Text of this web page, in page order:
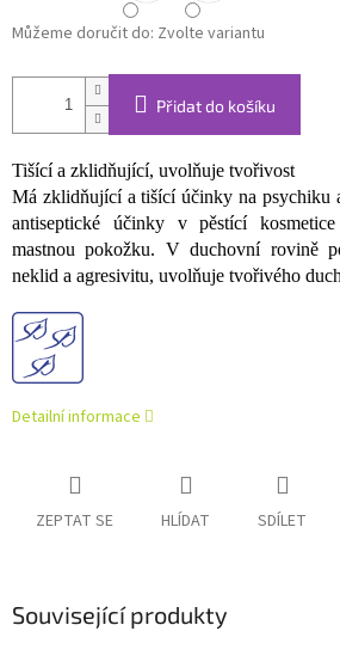
Můžeme doručit do: Zvolte variantu
Přidat do košíku
Tišící a zklidňující, uvolňuje tvořivost
Má zklidňující a tišící účinky na psychiku
antiseptické účinky v pěstící
mastnou pokožku. V duchovní rovině
neklid a agresivitu, uvolňuje tvořivého
Detailní informace
ZEPTAT SE HLÍDAT SDÍLET
Související produkty